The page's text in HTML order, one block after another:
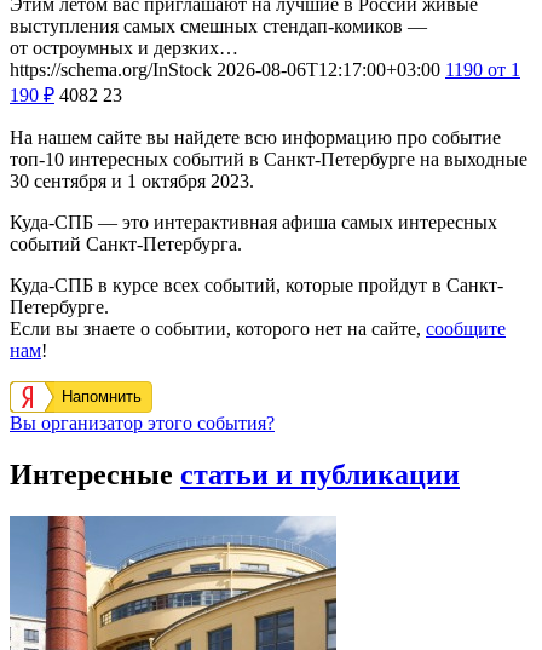
Этим летом вас приглашают на лучшие в России живые
выступления самых смешных стендап-комиков —
от остроумных и дерзких…
https://schema.org/InStock 2026-08-06T12:17:00+03:00 1190 от 1
190 ₽ 4082 23
На нашем сайте вы найдете всю информацию про событие
топ-10 интересных событий в Санкт-Петербурге на выходные
30 сентября и 1 октября 2023.
Куда-СПБ — это интерактивная афиша самых интересных
событий Санкт-Петербурга.
Куда-СПБ в курсе всех событий, которые пройдут в Санкт-
Петербурге.
Если вы знаете о событии, которого нет на сайте, сообщите
нам!
Напомнить
Вы организатор этого события?
Интересные статьи и публикации